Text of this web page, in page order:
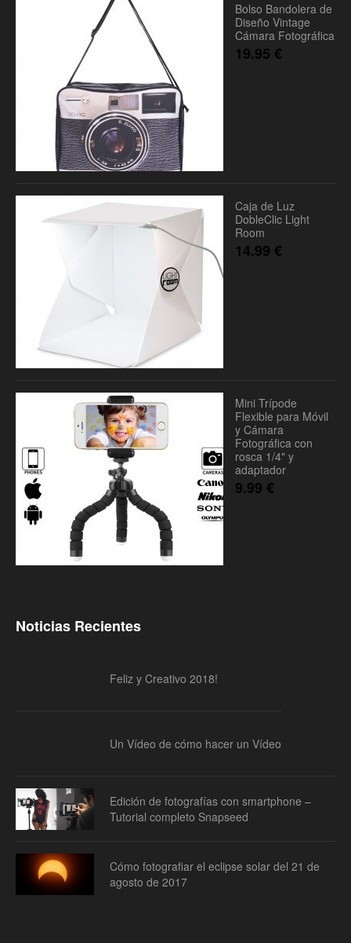
Bolso Bandolera de
Diseño Vintage
Cámara Fotográfica
19.95 €
Caja de Luz
DobleClic Light
Room
14.99 €
Mini Trípode
Flexible para Móvil
y Cámara
Fotográfica con
rosca 1/4" y
adaptador
9.99 €
Noticias Recientes
Feliz y Creativo 2018!
Un Vídeo de cómo hacer un Vídeo
Edición de fotografías con smartphone –
Tutorial completo Snapseed
Cómo fotografiar el eclipse solar del 21 de
agosto de 2017